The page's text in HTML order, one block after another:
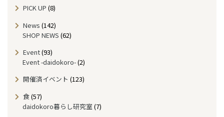
r
h
e
PICK UP (8)
News (142)
SHOP NEWS (62)
Event(93)
Event -daidokoro-(2)
開催済イベント (123)
食(57)
daidokoro暮らし研究室(7)